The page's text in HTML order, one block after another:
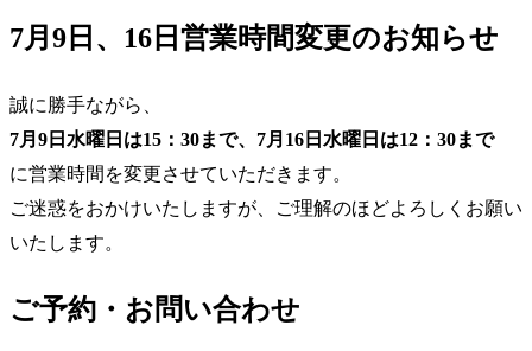
7月9日、16日営業時間変更のお知らせ
誠に勝手ながら、
7月9日水曜日は15：30まで、7月16日水曜日は12：30まで
に営業時間を変更させていただきます。
ご迷惑をおかけいたしますが、ご理解のほどよろしくお願い
いたします。
ご予約・お問い合わせ